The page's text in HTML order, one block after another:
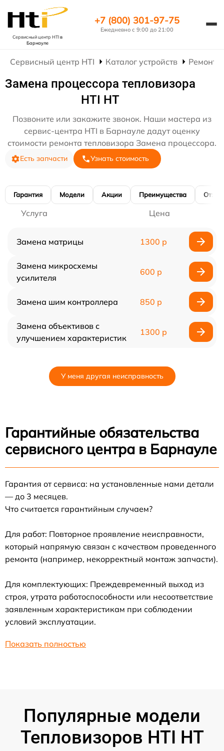
Сервисный центр HTIв
Барнауле
+7 (800) 301-97-75
Ежедневно с 9:00 до 21:00
Сервисный центр HTI Каталог устройств Ремонт
Замена процессора тепловизора
HTI HT
Позвоните или закажите звонок. Наши мастера из
сервис-центра HTI в Барнауле дадут оценку
стоимости ремонта тепловизора Замена процессора.
Есть запчасти Узнать стоимость
Гарантия Модели Акции Преимущества
Услуга Цена
Замена матрицы 1300 р
Замена микросхемы
усилителя
600 р
Замена шим контроллера 850 р
Замена объективов с
улучшением характеристик
1300 р
У меня другая неисправность
Гарантийные обязательства
сервисного центра в Барнауле
Гарантия от сервиса: на установленные нами детали
— до 3 месяцев.
Что считается гарантийным случаем?
Для работ: Повторное проявление неисправности,
который напрямую связан с качеством проведенного
ремонта (например, некорректный монтаж запчасти).
Для комплектующих: Преждевременный выход из
строя, утрата работоспособности или несоответствие
заявленным характеристикам при соблюдении
условий эксплуатации.
Показать полностью
Популярные модели
Тепловизоров HTI HT